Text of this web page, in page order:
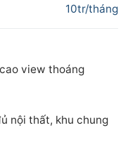
10tr/tháng
view thoáng
nội thất, khu chung